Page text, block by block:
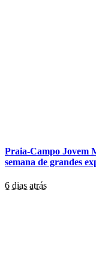
Praia-Campo Jovem
semana de grandes
6 dias atrás